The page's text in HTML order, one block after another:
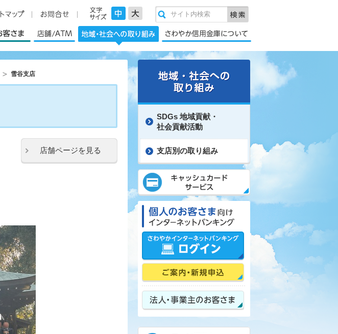
雪谷支店
店舗ページを見る
SDGs 地域貢献・
社会貢献活動
支店別の取り組み